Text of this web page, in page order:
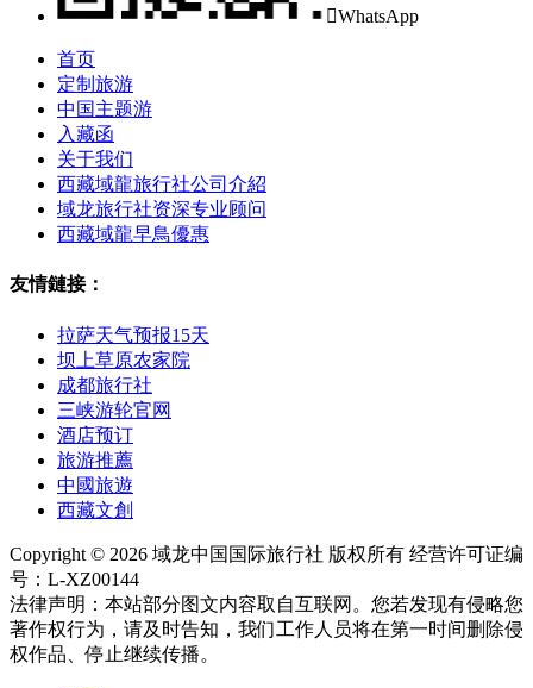
WhatsApp
首页
定制旅游
中国主题游
入藏函
关于我们
西藏域龍旅行社公司介紹
域龙旅行社资深专业顾问
西藏域龍早鳥優惠
友情鏈接：
拉萨天气预报15天
坝上草原农家院
成都旅行社
三峡游轮官网
酒店预订
旅游推薦
中國旅遊
西藏文創
Copyright © 2026 域龙中国国际旅行社 版权所有 经营许可证编
号：L-XZ00144
法律声明：本站部分图文内容取自互联网。您若发现有侵略您
著作权行为，请及时告知，我们工作人员将在第一时间删除侵
权作品、停止继续传播。